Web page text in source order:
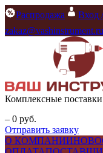
Распродажа Вход
zakaz@vashinstrument.ru
Комплексные
– 0 руб.
Отправить заявку
О КОМПАНИИ